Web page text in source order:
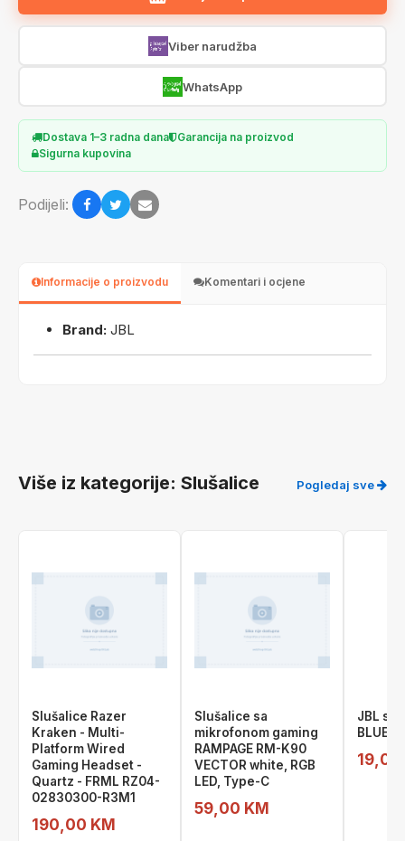
Viber narudžba
WhatsApp
Dostava 1–3 radna dana
Garancija na proizvod
Sigurna kupovina
Podijeli:
Informacije o proizvodu Komentari i ocjene
Brand: JBL
Više iz kategorije: Slušalice Pogledaj sve
Slušalice Razer
Kraken - Multi-
Platform Wired
Gaming Headset -
Quartz - FRML RZ04-
02830300-R3M1
190,00 KM
Slušalice sa
mikrofonom gaming
RAMPAGE RM-K90
VECTOR white, RGB
LED, Type-C
59,00 KM
JBL
BLUE
19,00